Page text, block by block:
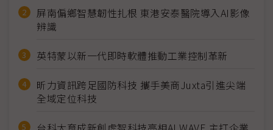
屏南偏鄉智慧韌性扎根 東港安泰醫院導入AI影像
辨識
英特蒙以新一代即時軟體推動工業控制革新
昕力資訊跨足國防科技 攜手美商Juxta引進尖端
全域定位科技